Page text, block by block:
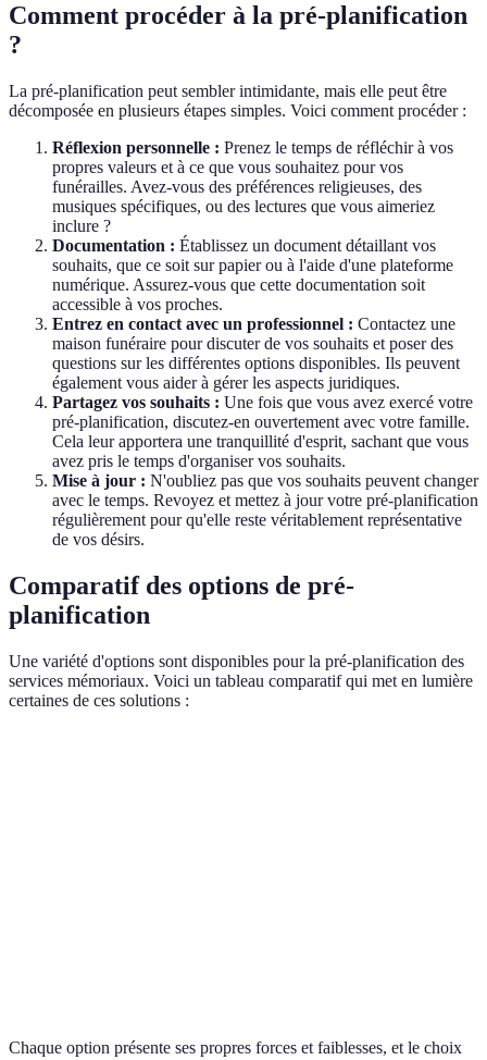
Comment procéder à la pré-planification
?
La pré-planification peut sembler intimidante, mais elle peut être
décomposée en plusieurs étapes simples. Voici comment procéder :
Réflexion personnelle : Prenez le temps de réfléchir à vos
propres valeurs et à ce que vous souhaitez pour vos
funérailles. Avez-vous des préférences religieuses, des
musiques spécifiques, ou des lectures que vous aimeriez
inclure ?
Documentation : Établissez un document détaillant vos
souhaits, que ce soit sur papier ou à l'aide d'une plateforme
numérique. Assurez-vous que cette documentation soit
accessible à vos proches.
Entrez en contact avec un professionnel : Contactez une
maison funéraire pour discuter de vos souhaits et poser des
questions sur les différentes options disponibles. Ils peuvent
également vous aider à gérer les aspects juridiques.
Partagez vos souhaits : Une fois que vous avez exercé votre
pré-planification, discutez-en ouvertement avec votre famille.
Cela leur apportera une tranquillité d'esprit, sachant que vous
avez pris le temps d'organiser vos souhaits.
Mise à jour : N'oubliez pas que vos souhaits peuvent changer
avec le temps. Revoyez et mettez à jour votre pré-planification
régulièrement pour qu'elle reste véritablement représentative
de vos désirs.
Comparatif des options de pré-
planification
Une variété d'options sont disponibles pour la pré-planification des
services mémoriaux. Voici un tableau comparatif qui met en lumière
certaines de ces solutions :
Chaque option présente ses propres forces et faiblesses, et le choix